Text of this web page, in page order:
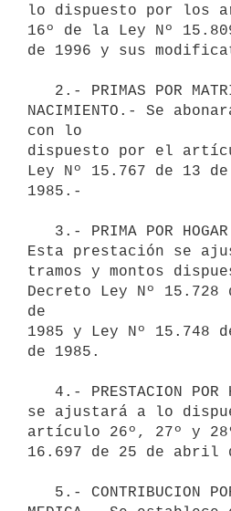
lo dispuesto por los
16º de la Ley Nº
de 1996 y sus
NACIMIENTO.- Se
con lo
dispuesto por el
Ley Nº 15.767 de 13
1985.-
Esta prestación se
tramos y montos
Decreto Ley Nº
de
1985 y Ley Nº 15.748
de 1985.
se ajustará a lo
artículo 26º, 27º y
16.697 de 25 de abril